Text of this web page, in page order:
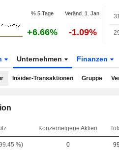
% 5 Tage Veränd. 1. Jan.
+6.66% -1.09%
Unternehmen Finanzen
Insider-Transaktionen Gruppe
Konzerneigene Aktien
%) 0